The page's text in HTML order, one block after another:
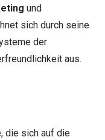
und
sich durch seine
der
aus.
die sich auf die